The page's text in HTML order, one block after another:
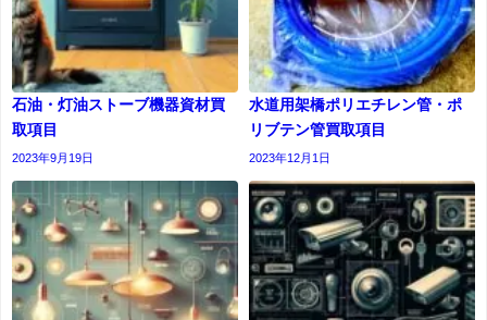
石油・灯油ストーブ機器資材買
取項目
2023年9月19日
水道用架橋ポリエチレン管・ポ
リブテン管買取項目
2023年12月1日